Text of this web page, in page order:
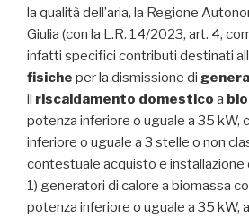
la qualità dell’aria, la Regione
Giulia (con la L.R. 14/2023, art. 4,
infatti specifici contributi destinati
fisiche per la dismissione di
il riscaldamento domestico a
potenza inferiore o uguale a 35 kW,
inferiore o uguale a 3 stelle o non
contestuale acquisto e installazione
1) generatori di calore a biomassa
potenza inferiore o uguale a 35 kW,